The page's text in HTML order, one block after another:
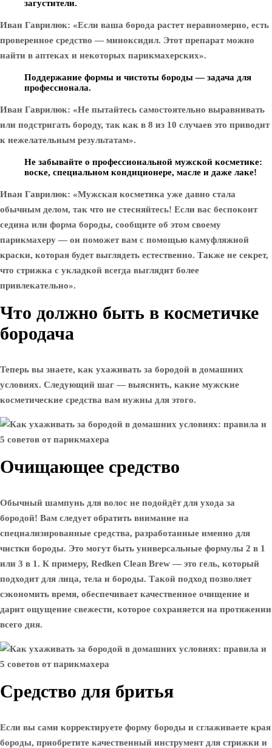
загустители.
Иван Гаврилюк: «Если ваша борода растет неравномерно, есть
проверенное средство — миноксидил. Этот препарат можно
найти в аптеках и некоторых парикмахерских».
Поддержание формы и чистоты бороды — задача для
профессионала.
Иван Гаврилюк: «Не пытайтесь самостоятельно выравнивать
или подстригать бороду, так как в 8 из 10 случаев это приводит
к нежелательным результатам».
Не забывайте о профессиональной мужской косметике:
воске, специальном кондиционере, масле и даже лаке!
Иван Гаврилюк: «Мужская косметика уже давно стала
обычным делом, так что не стесняйтесь! Если вас беспокоит
седина или форма бороды, сообщите об этом своему
парикмахеру — он поможет вам с помощью камуфляжной
краски, которая будет выглядеть естественно. Также не секрет,
что стрижка с укладкой всегда выглядит более
привлекательно».
Что должно быть в косметичке
бородача
Теперь вы знаете, как ухаживать за бородой в домашних
условиях. Следующий шаг — выяснить, какие мужские
косметические средства вам нужны для этого.
Очищающее средство
Обычный шампунь для волос не подойдёт для ухода за
бородой! Вам следует обратить внимание на
специализированные средства, разработанные именно для
чистки бороды. Это могут быть универсальные формулы 2 в 1
или 3 в 1. К примеру, Redken Clean Brew — это гель, который
подходит для лица, тела и бороды. Такой подход позволяет
сэкономить время, обеспечивает качественное очищение и
дарит ощущение свежести, которое сохраняется на протяжении
всего дня.
Средство для бритья
Если вы сами корректируете форму бороды и сглаживаете края
бороды, приобретите качественный инструмент для стрижки и